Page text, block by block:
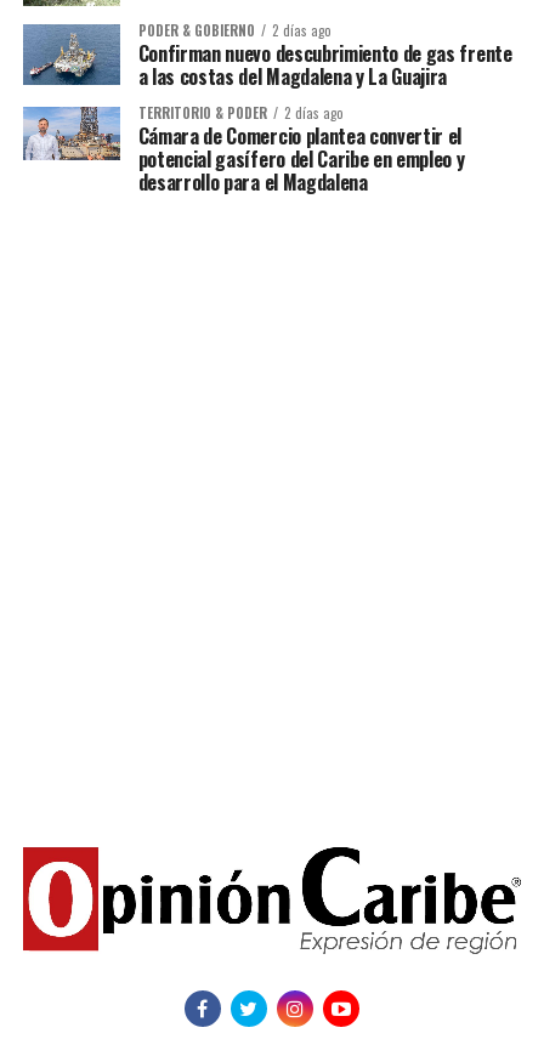
PODER & GOBIERNO 2 días ago
Confirman nuevo descubrimiento de gas frente
a las costas del Magdalena y La Guajira
TERRITORIO & PODER 2 días ago
Cámara de Comercio plantea convertir el
potencial gasífero del Caribe en empleo y
desarrollo para el Magdalena